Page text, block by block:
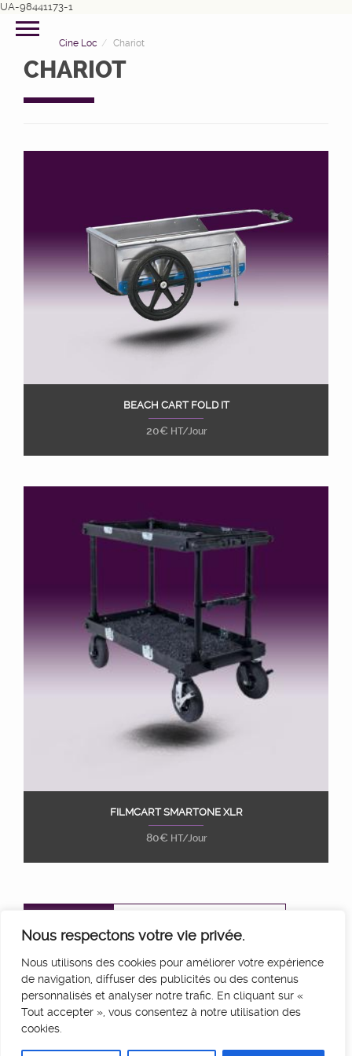
Nous respectons votre vie privée.
Nous utilisons des cookies pour améliorer votre expérience
de navigation, diffuser des publicités ou des contenus
personnalisés et analyser notre trafic. En cliquant sur «
Tout accepter », vous consentez à notre utilisation des
cookies.
UA-98441173-1
Cine Loc Chariot
CHARIOT
Ajouter au panier
BEACH CART FOLD IT
20€ HT/Jour
Ajouter au panier
FILMCART SMARTONE XLR
80€ HT/Jour
MENTIONS LÉGALES